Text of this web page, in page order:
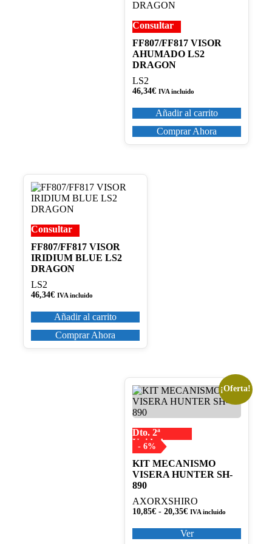
Consultar
FF807/FF817 VISOR
AHUMADO LS2
DRAGON
LS2
46,34€ IVA incluido
Añadir al carrito
Comprar Ahora
Consultar
FF807/FF817 VISOR
IRIDIUM BLUE LS2
DRAGON
LS2
46,34€ IVA incluido
Añadir al carrito
Comprar Ahora
¡Oferta!
Dto. 2ª
Unidad
- 6%
KIT MECANISMO
VISERA HUNTER SH-
890
AXORXSHIRO
10,85€ - 20,35€Rango
precios:
desde
IVA incluido
Ver
Este
producto
tiene
variantes.
Las
opciones
se
pueden
elegir
en
la